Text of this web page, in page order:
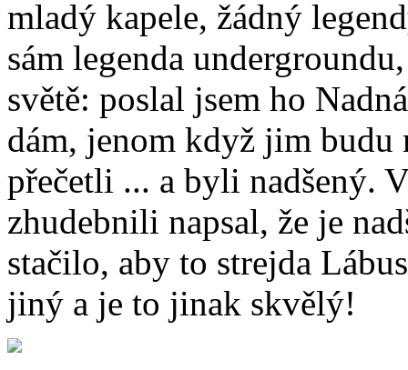
mladý kapele, žádný
sám legenda
světě: poslal jsem ho
dám, jenom když jim budu
přečetli ... a byli nadšený.
zhudebnili napsal, že je
stačilo, aby to strejda
jiný a je to jinak skvělý!